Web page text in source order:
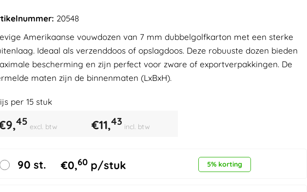
20548
Amerikaanse vouwdozen van 7 mm dubbelgolfkarton met een sterke
Ideaal als verzenddoos of opslagdoos. Deze robuuste dozen bieden
bescherming en zijn perfect voor zware of exportverpakkingen. De
maten zijn de binnenmaten (LxBxH).
per 15stuk
9,45 excl. btw €11,43 incl. btw
90 st. €0,60 p/stuk 5% korting